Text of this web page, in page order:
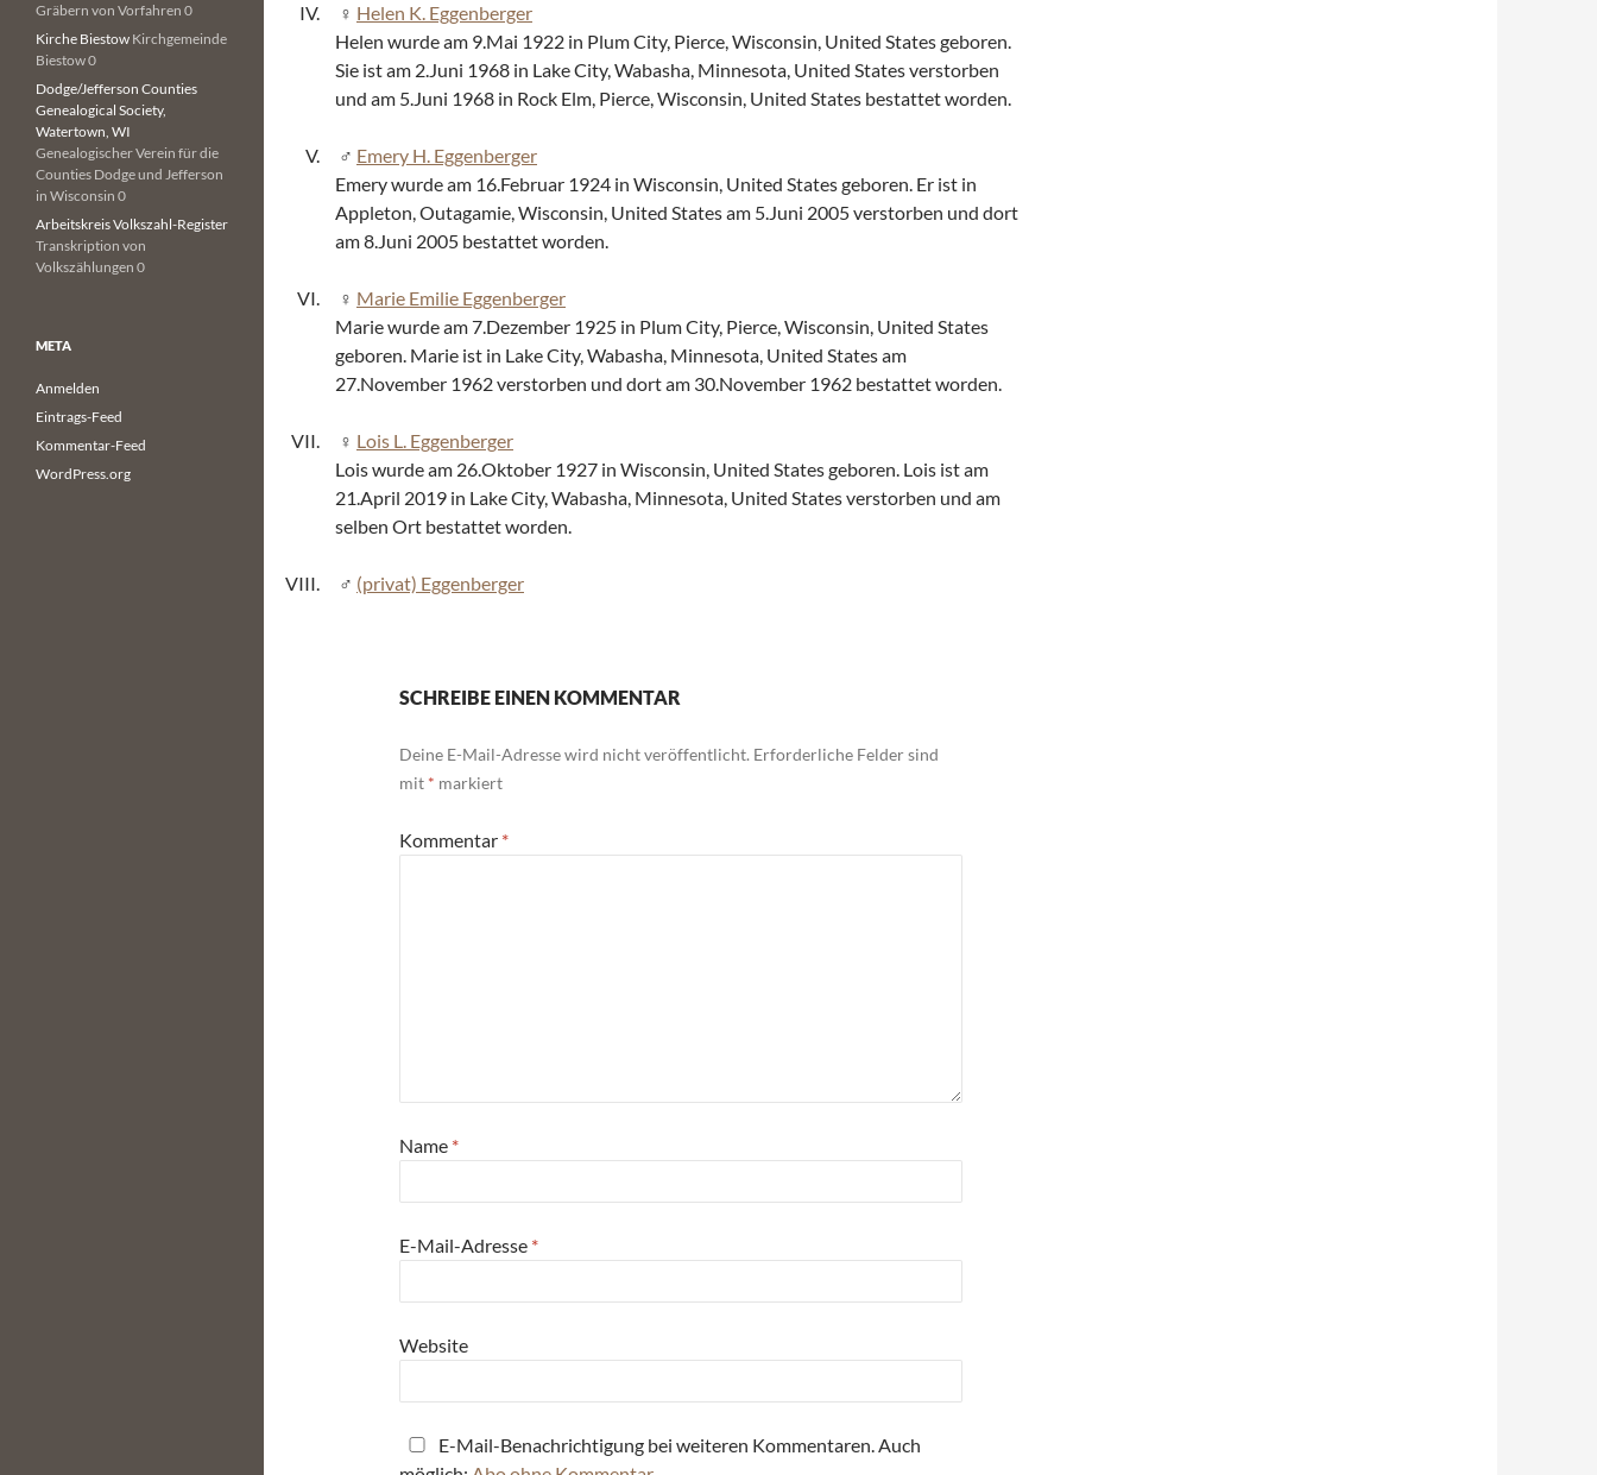
Helen K. Eggenberger
Helen wurde am 9.Mai 1922 in Plum City, Pierce, Wisconsin, United States geboren.
Sie ist am 2.Juni 1968 in Lake City, Wabasha, Minnesota, United States verstorben
und am 5.Juni 1968 in Rock Elm, Pierce, Wisconsin, United States bestattet worden.
Emery H. Eggenberger
Emery wurde am 16.Februar 1924 in Wisconsin, United States geboren. Er ist in
Appleton, Outagamie, Wisconsin, United States am 5.Juni 2005 verstorben und dort
am 8.Juni 2005 bestattet worden.
Marie Emilie Eggenberger
Marie wurde am 7.Dezember 1925 in Plum City, Pierce, Wisconsin, United States
geboren. Marie ist in Lake City, Wabasha, Minnesota, United States am
27.November 1962 verstorben und dort am 30.November 1962 bestattet worden.
Lois L. Eggenberger
Lois wurde am 26.Oktober 1927 in Wisconsin, United States geboren. Lois ist am
21.April 2019 in Lake City, Wabasha, Minnesota, United States verstorben und am
selben Ort bestattet worden.
(privat) Eggenberger
SCHREIBE EINEN KOMMENTAR
Deine E-Mail-Adresse wird nicht veröffentlicht. Erforderliche Felder sind
mit * markiert
Kommentar *
Name *
E-Mail-Adresse *
Website
E-Mail-Benachrichtigung bei weiteren Kommentaren. Auch
Gräbern von Vorfahren 0
Kirche Biestow Kirchgemeinde
Biestow 0
Dodge/Jefferson Counties
Genealogical Society,
Watertown, WI
Genealogischer Verein für die
Counties Dodge und Jefferson
in Wisconsin 0
Arbeitskreis Volkszahl-Register
Transkription von
Volkszählungen 0
META
Anmelden
Eintrags-Feed
Kommentar-Feed
WordPress.org